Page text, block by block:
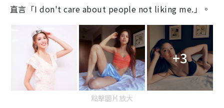
直言「I don't care about people not liking me.」。
+3
點擊圖片放大